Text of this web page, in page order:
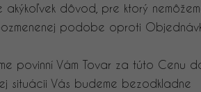
dôvod, pre ktorý
podobe oproti
povinní Vám Tovar za túto Cenu
situácii Vás budeme bezodkladne